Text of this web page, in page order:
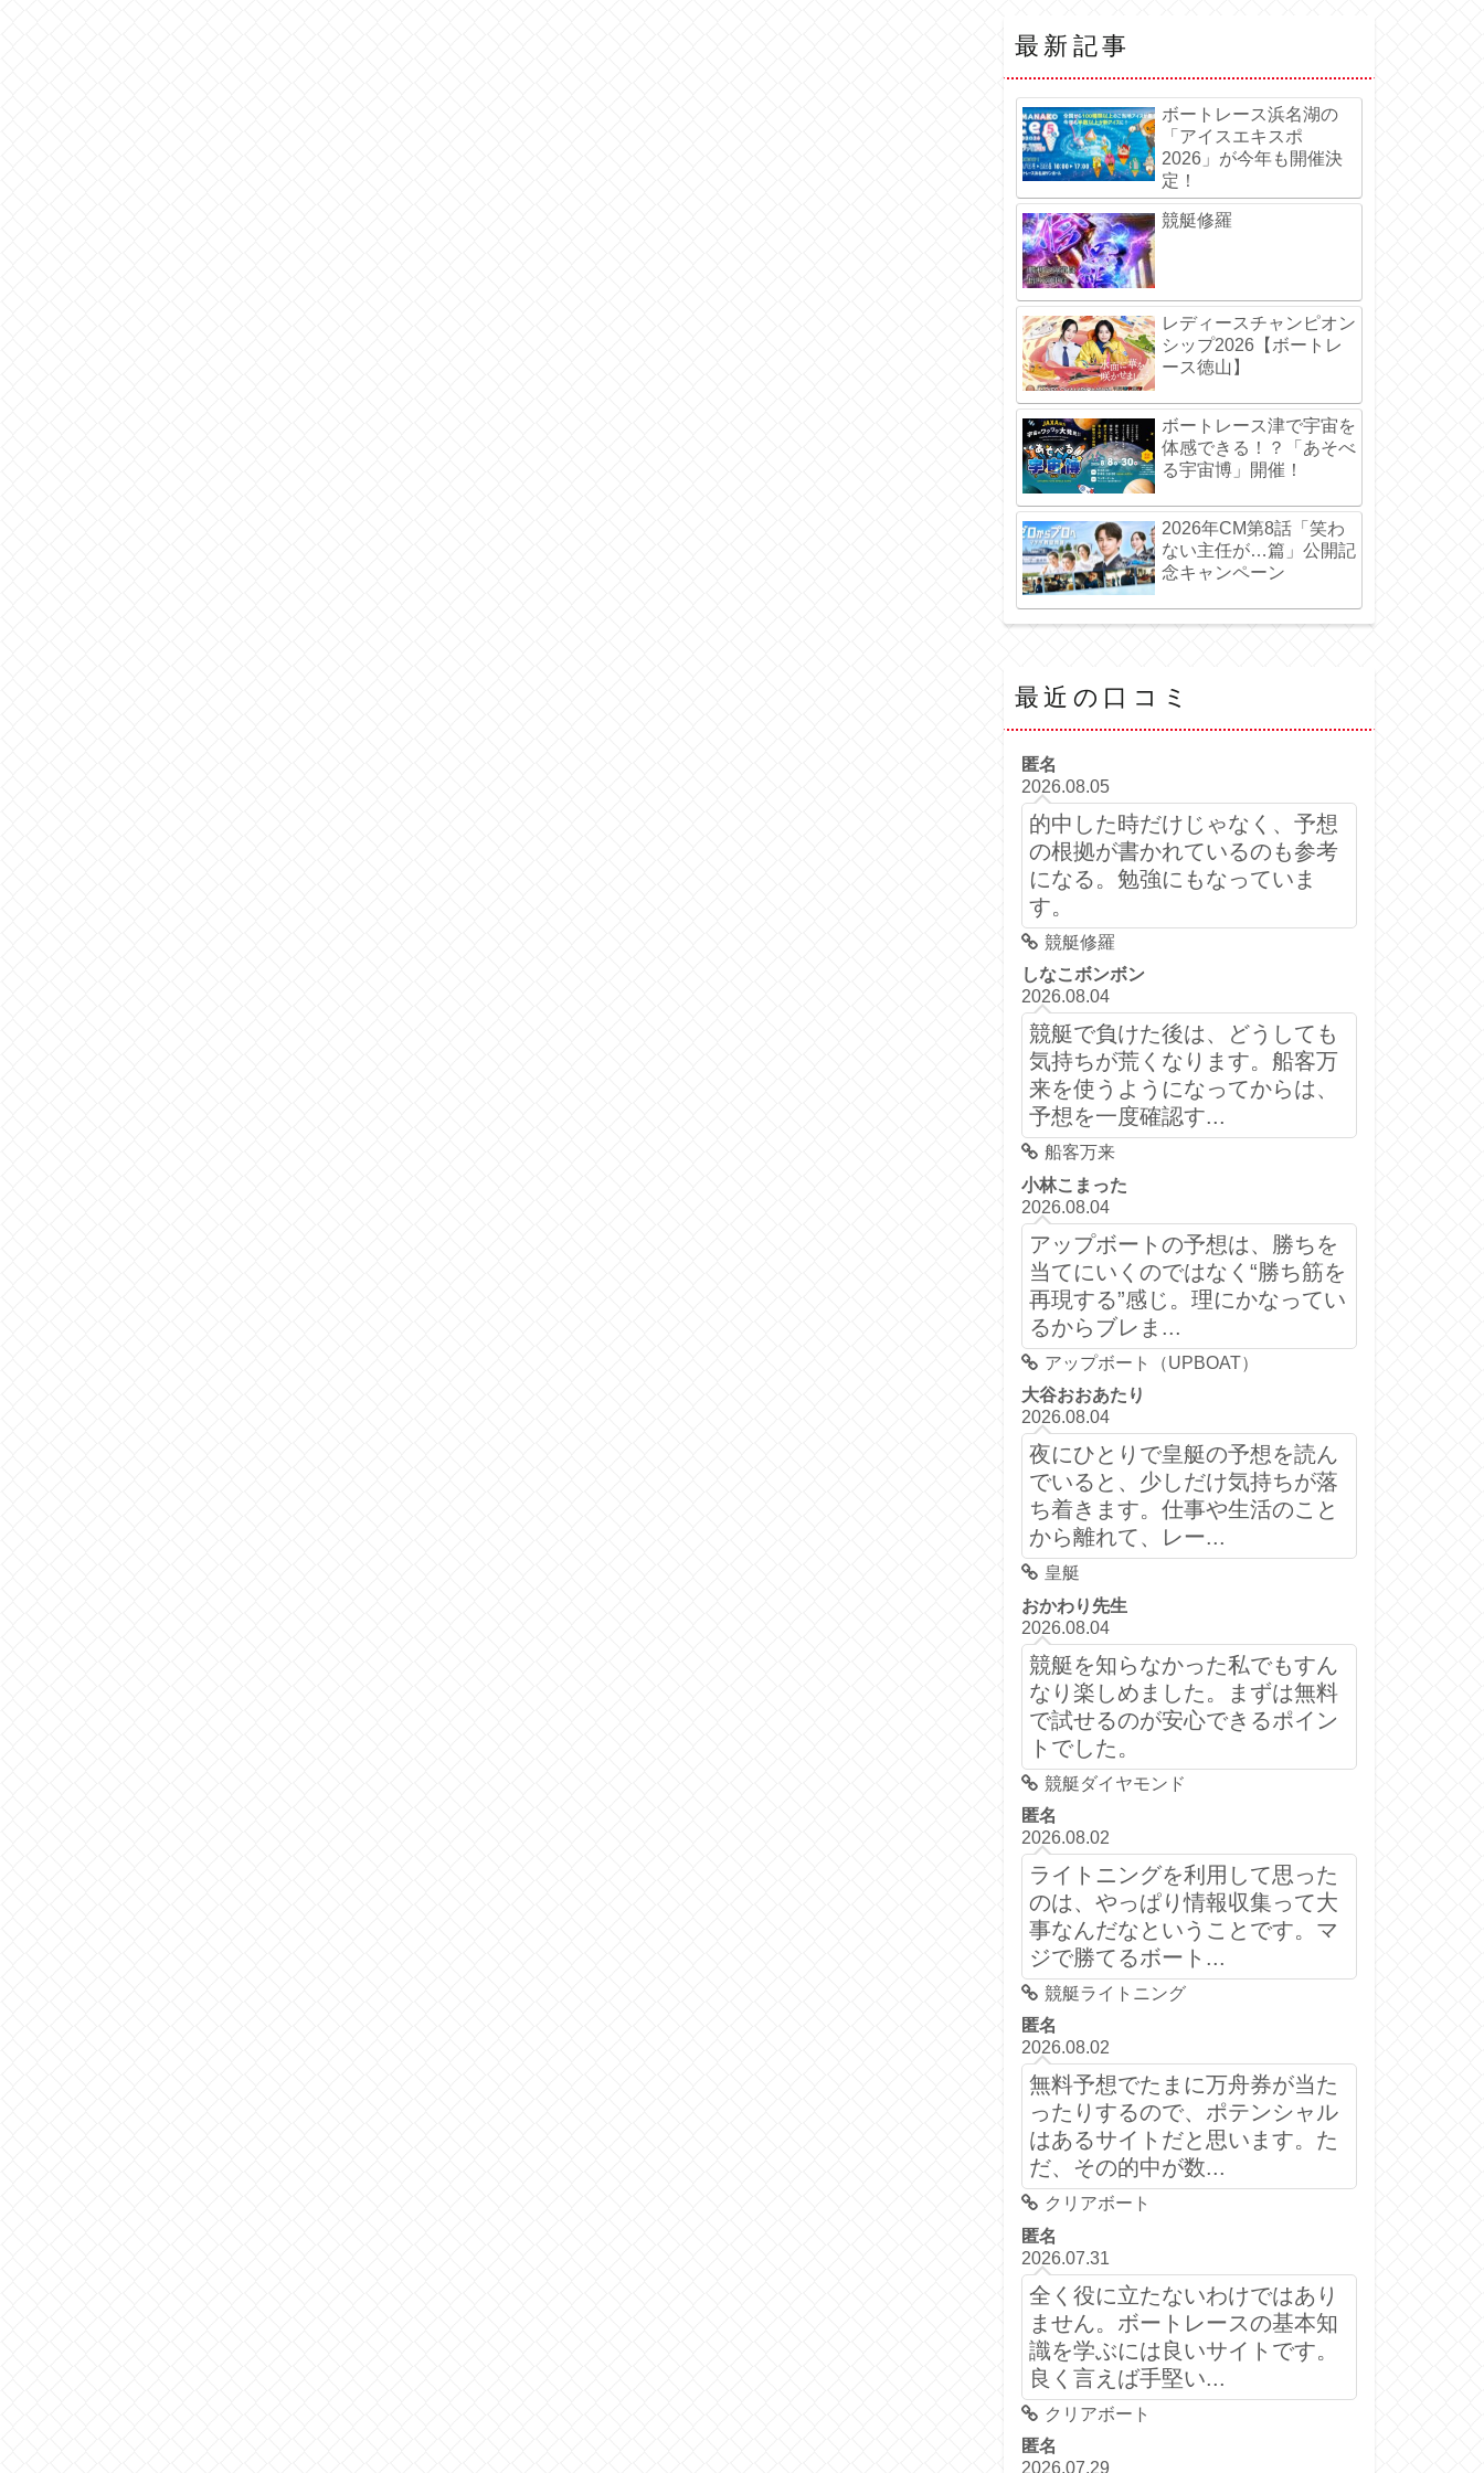
最新記事
ボートレース浜名湖の
「アイスエキスポ
2026」が今年も開催決
定！
競艇修羅
レディースチャンピオン
シップ2026【ボートレ
ース徳山】
ボートレース津で宇宙を
体感できる！？「あそべ
る宇宙博」開催！
2026年CM第8話「笑わ
ない主任が…篇」公開記
念キャンペーン
最近の口コミ
匿名
2026.08.05
的中した時だけじゃなく、予想
の根拠が書かれているのも参考
になる。勉強にもなっていま
す。
競艇修羅
しなこボンボン
2026.08.04
競艇で負けた後は、どうしても
気持ちが荒くなります。船客万
来を使うようになってからは、
予想を一度確認す...
船客万来
小林こまった
2026.08.04
アップボートの予想は、勝ちを
当てにいくのではなく“勝ち筋を
再現する”感じ。理にかなってい
るからブレま...
アップボート（UPBOAT）
大谷おおあたり
2026.08.04
夜にひとりで皇艇の予想を読ん
でいると、少しだけ気持ちが落
ち着きます。仕事や生活のこと
から離れて、レー...
皇艇
おかわり先生
2026.08.04
競艇を知らなかった私でもすん
なり楽しめました。まずは無料
で試せるのが安心できるポイン
トでした。
競艇ダイヤモンド
匿名
2026.08.02
ライトニングを利用して思った
のは、やっぱり情報収集って大
事なんだなということです。マ
ジで勝てるボート...
競艇ライトニング
匿名
2026.08.02
無料予想でたまに万舟券が当た
ったりするので、ポテンシャル
はあるサイトだと思います。た
だ、その的中が数...
クリアボート
匿名
2026.07.31
全く役に立たないわけではあり
ません。ボートレースの基本知
識を学ぶには良いサイトです。
良く言えば手堅い...
クリアボート
匿名
2026.07.29